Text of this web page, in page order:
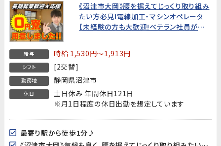
《沼津市大岡》腰を据えてじっくり取り組み
たい方必見!電線加工・マシンオペレータ
【未経験の方も大歓迎!ベテラン社員がマン
給与 時給 1,530円～1,913円
シフト [2交替]
勤務地 静岡県沼津市
休日
土日休み 年間休日121日
※月1日程度の休日出勤を想定しています
最寄り駅から徒歩1分♪